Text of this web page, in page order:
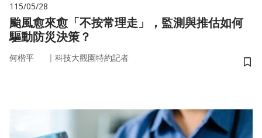
115/05/28
颱風愈來愈「不按常理走」，監測與推估如何
驅動防災決策？
何楷平 ｜ 科技大觀園特約記者
儲